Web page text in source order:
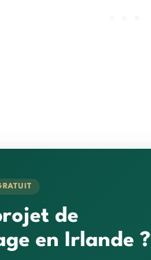
de
en Irlande ?